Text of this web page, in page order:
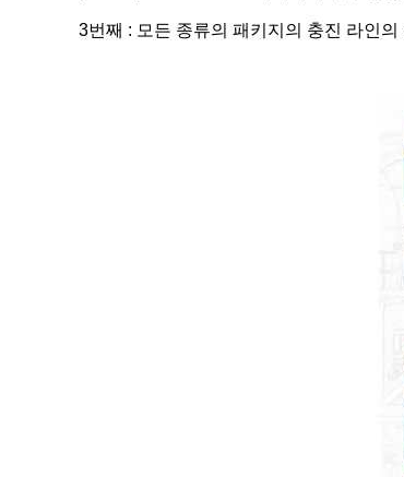
3번째 : 모든 종류의 패키지의 충진 라인